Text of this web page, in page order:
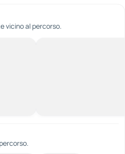
vicino al percorso.